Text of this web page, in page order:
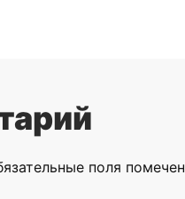
поля